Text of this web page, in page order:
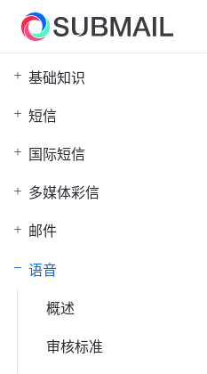
基础知识
短信
国际短信
多媒体彩信
邮件
语音
概述
审核标准